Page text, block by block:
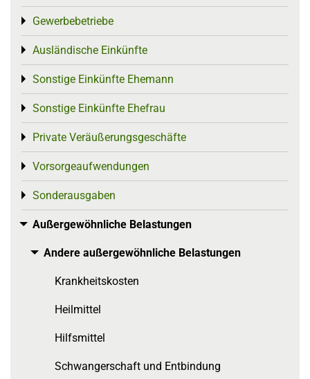
Gewerbebetriebe
Toggle menu
Ausländische Einkünfte
Toggle menu
Sonstige Einkünfte Ehemann
Toggle menu
Sonstige Einkünfte Ehefrau
Toggle menu
Private Veräußerungsgeschäfte
Toggle menu
Vorsorgeaufwendungen
Toggle menu
Sonderausgaben
Toggle menu
Außergewöhnliche Belastungen
Toggle menu
Andere außergewöhnliche Belastungen
Toggle menu
Krankheitskosten
Heilmittel
Hilfsmittel
Schwangerschaft und Entbindung